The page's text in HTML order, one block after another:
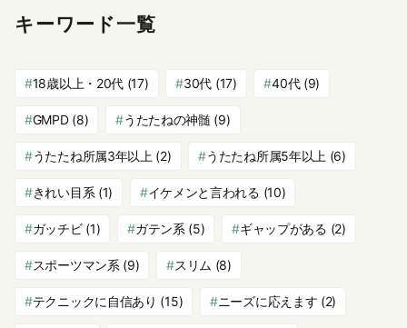
キーワード一覧
18歳以上・20代 (17) 30代 (17) 40代(9)
GMPD(8) うたたねの神髄 (9)
うたたね所属3年以上 (2) うたたね所属5年以上 (6)
きれい目系 (1) イケメンと言われる (10)
ガッチビ(1) ガテン系 (5) ギャップがある (2)
スポーツマン系 (9) スリム (8)
テクニックに自信あり (15) ニーズに応えます (2)